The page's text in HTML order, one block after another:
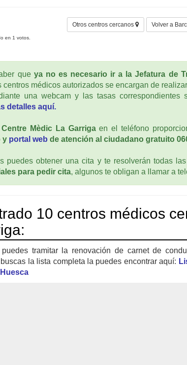
en 1 votos.
Otros centros cercanos Volver a
que ya no es necesario ir a la Jefatura de
centros médicos autorizados se encargan de
una webcam y las tasas correspondientes
detalles aquí.
Centre Mèdic La Garrigaen el teléfono
y portal web de atención al ciudadano gratuito
puedes obtener una cita y te resolverán todas
para pedir cita, algunos te obligan a llamar a
10 centros médicos
tramitar la renovación de carnet de
la lista completa la puedes encontrar aquí: